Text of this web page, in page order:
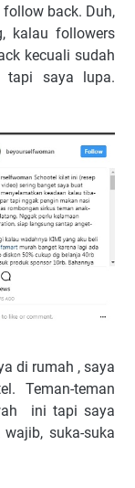
back. Duh,
kalau followers
kecuali sudah
tapi saya lupa.
di rumah , saya
Teman-teman
ini tapi saya
suka-suka